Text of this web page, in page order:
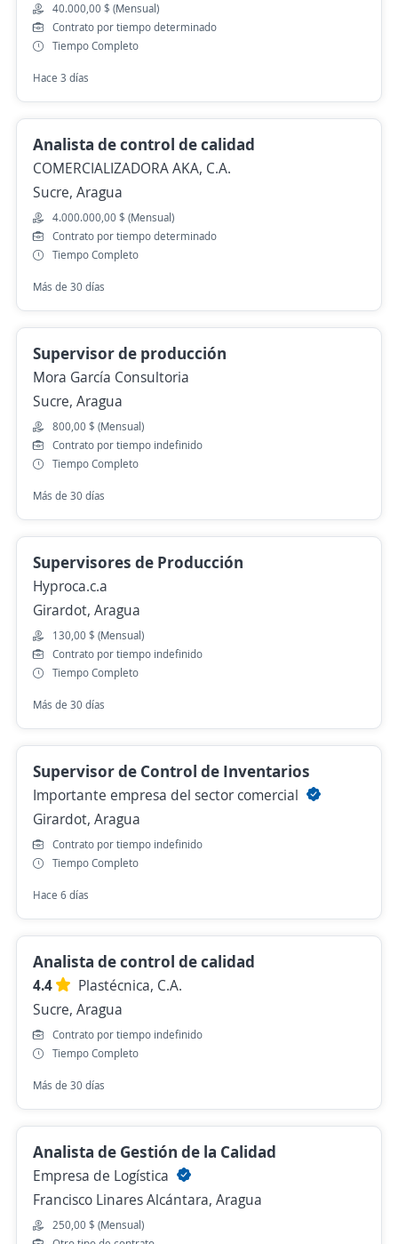
40.000,00 $ (Mensual)
Contrato por tiempo determinado
Tiempo Completo
Hace 3 días
Analista de control de calidad
COMERCIALIZADORA AKA, C.A.
Sucre, Aragua
4.000.000,00 $ (Mensual)
Contrato por tiempo determinado
Tiempo Completo
Más de 30 días
Supervisor de producción
Mora García Consultoria
Sucre, Aragua
800,00 $ (Mensual)
Contrato por tiempo indefinido
Tiempo Completo
Más de 30 días
Supervisores de Producción
Hyproca.c.a
Girardot, Aragua
130,00 $ (Mensual)
Contrato por tiempo indefinido
Tiempo Completo
Más de 30 días
Supervisor de Control de Inventarios
Importante empresa del sector comercial
Girardot, Aragua
Contrato por tiempo indefinido
Tiempo Completo
Hace 6 días
Analista de control de calidad
4.4
Plastécnica, C.A.
Sucre, Aragua
Contrato por tiempo indefinido
Tiempo Completo
Más de 30 días
Analista de Gestión de la Calidad
Empresa de Logística
Francisco Linares Alcántara, Aragua
250,00 $ (Mensual)